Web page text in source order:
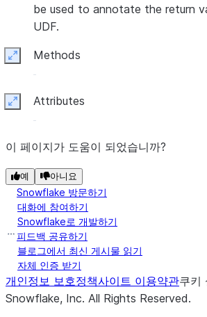
be used to annotate the return
UDF.
Methods
Expand
Attributes
Expand
이 페이지가 도움이 되었습니까?
예 아니요
Snowflake 방문하기
대화에 참여하기
Snowflake로 개발하기
피드백 공유하기
블로그에서 최신 게시물 읽기
자체 인증 받기
개인정보 보호정책사이트 이용약관쿠키
Snowflake, Inc. All Rights Reserved.